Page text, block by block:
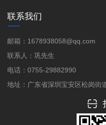
联系我们
邮箱：1678938058@qq.com
联系人：巩先生
电话：0755-29882990
地址：广东省深圳宝安区松岗街